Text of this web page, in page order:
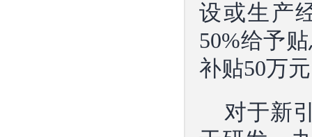
设或生产
50%给予
补贴50万
对于新